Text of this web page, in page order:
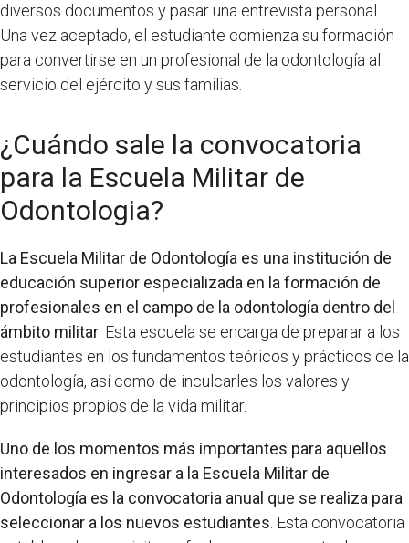
diversos documentos y pasar una entrevista personal.
Una vez aceptado, el estudiante comienza su formación
para convertirse en un profesional de la odontología al
servicio del ejército y sus familias.
¿Cuándo sale la convocatoria
para la Escuela Militar de
Odontologia?
La Escuela Militar de Odontología es una institución de
educación superior especializada en la formación de
profesionales en el campo de la odontología dentro del
ámbito militar . Esta escuela se encarga de preparar a los
estudiantes en los fundamentos teóricos y prácticos de la
odontología, así como de inculcarles los valores y
principios propios de la vida militar.
Uno de los momentos más importantes para aquellos
interesados en ingresar a la Escuela Militar de
Odontología es la convocatoria anual que se realiza para
seleccionar a los nuevos estudiantes . Esta convocatoria